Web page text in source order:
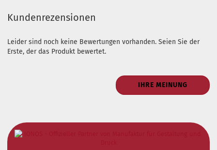
Kundenrezensionen
Leider sind noch keine Bewertungen vorhanden. Seien Sie der
Erste, der das Produkt bewertet.
IHRE MEINUNG